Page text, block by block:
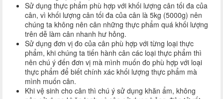
Sử dụng thực phẩm phù hợp với khối lượng cân tối đa của
cân, vì khối lượng cân tối đa của cân là 5kg (5000g) nên
chúng ta không nên cân những thực phẩm quá khối lượng
trên dễ làm cân nhanh hư hỏng.
Sử dụng đơn vị đo của cân phù hợp với từng loại thực
phẩm, khi chúng ta tiến hành cân các loại thực phẩm thì
nên chú ý đến đơn vị mà mình muốn đo phù hợp với loại
thực phẩm để biết chính xác khối lượng thực phẩm mà
mình muốn cân.
Khi vệ sinh cho cân thì chú ý sử dụng khăn ẩm, không